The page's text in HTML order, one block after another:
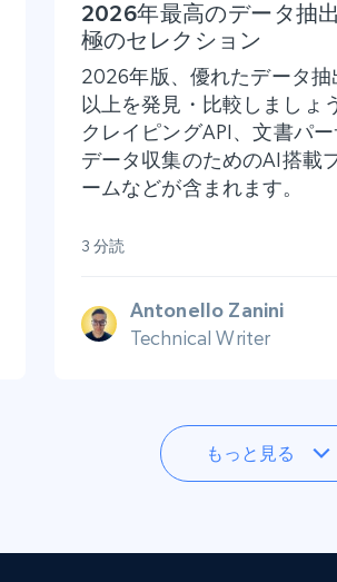
2026年最高のデータ抽
極のセレクション
2026年版、優れたデータ抽
以上を発見・比較しましょ
クレイピングAPI、文書パ
データ収集のためのAI搭載
ームなどが含まれます。
3 分読
Antonello Zanini
Technical Writer
もっと見る